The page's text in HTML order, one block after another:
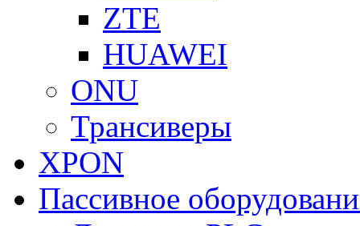
ZTE
HUAWEI
ONU
Трансиверы
XPON
Пассивное